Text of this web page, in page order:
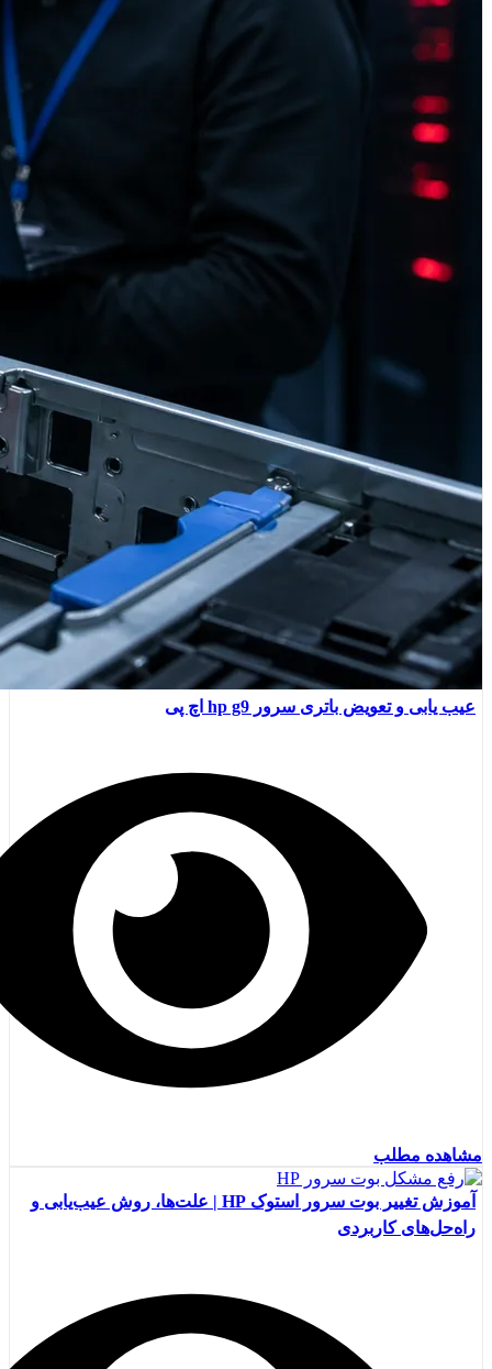
عیب یابی و تعویض باتری سرور hp g9 اچ پی
مشاهده مطلب
آموزش تغییر بوت سرور استوک HP | علت‌ها، روش عیب‌یابی و
راه‌حل‌های کاربردی